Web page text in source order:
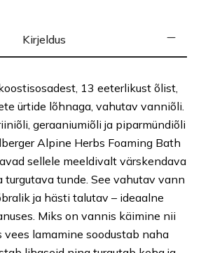
Kirjeldus
13 eeterlikust õlist,
ürtide lõhnaga, vahutav vanniõli.
geraaniumiõli ja piparmündiõli
Alpine Herbs Foaming Bath
sellele meeldivalt värskendava
turgutava tunde. See vahutav vann
ja hästi talutav – ideaalne
Miks on vannis käimine nii
vees lamamine soodustab naha